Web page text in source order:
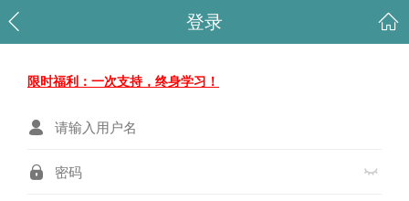
登录
限时福利：一次支持，终身学习！